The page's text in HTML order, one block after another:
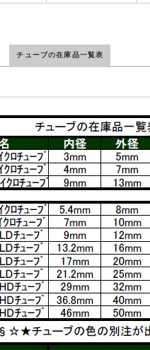
チューブの在庫品一覧表